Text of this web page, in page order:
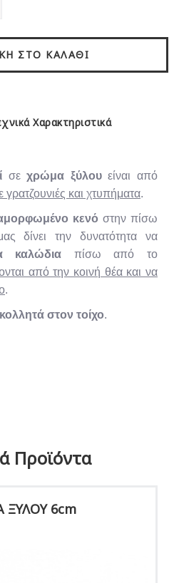
ΣΤΟ ΚΑΛΆΘΙ
Χαρακτηριστικά
σεχρώμα ξύλουείναι από
γρατζουνιές και χτυπήματα.
κενό στην πίσω
δίνει την δυνατότητα να
καλώδια πίσω από το
από την κοινή θέα και να
.
στον τοίχο.
Προϊόντα
6cm